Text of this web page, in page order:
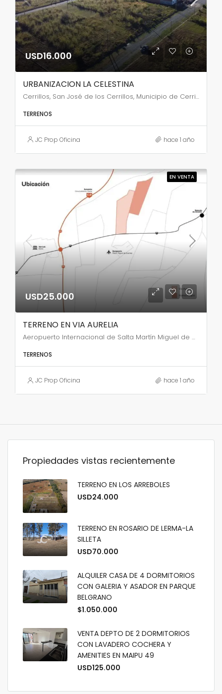
USD16.000
URBANIZACION LA CELESTINA
Cerrillos, San José de los Cerrillos, Municipio de Cerrillos, San José de los Cerrillos, Salta, Argentina
TERRENOS
JC Prop Oficina hace 1 año
EN VENTA
USD25.000
TERRENO EN VIA AURELIA
Aeropuerto Internacional de Salta Martín Miguel de Güemes, Presidente Raúl Ricardo Alfonsín, Bº Santa Laura, General Alvarado, Salta, Capital, Salta, A4400, Argentina
TERRENOS
JC Prop Oficina hace 1 año
Propiedades vistas recientemente
TERRENO EN LOS ARREBOLES
USD24.000
TERRENO EN ROSARIO DE LERMA-LA
SILLETA
USD70.000
ALQUILER CASA DE 4 DORMITORIOS
CON GALERIA Y ASADOR EN PARQUE
BELGRANO
$1.050.000
VENTA DEPTO DE 2 DORMITORIOS
CON LAVADERO COCHERA Y
AMENITIES EN MAIPU 49
USD125.000